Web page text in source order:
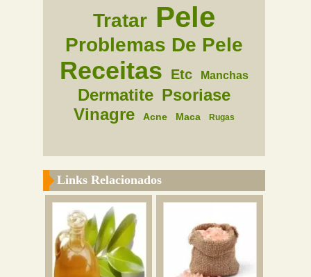
Tratar Pele
Problemas De Pele
Receitas Etc Manchas
Dermatite Psoriase
Vinagre
Acne Maca Rugas
Links Relacionados